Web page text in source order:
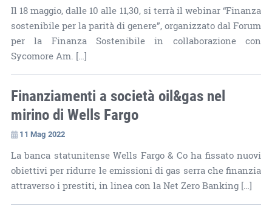
Il 18 maggio, dalle 10 alle 11,30, si terrà il webinar “Finanza
sostenibile per la parità di genere”, organizzato dal Forum
per la Finanza Sostenibile in collaborazione con
Sycomore Am. […]
Finanziamenti a società oil&gas nel
mirino di Wells Fargo
11 Mag 2022
La banca statunitense Wells Fargo & Co ha fissato nuovi
obiettivi per ridurre le emissioni di gas serra che finanzia
attraverso i prestiti, in linea con la Net Zero Banking […]